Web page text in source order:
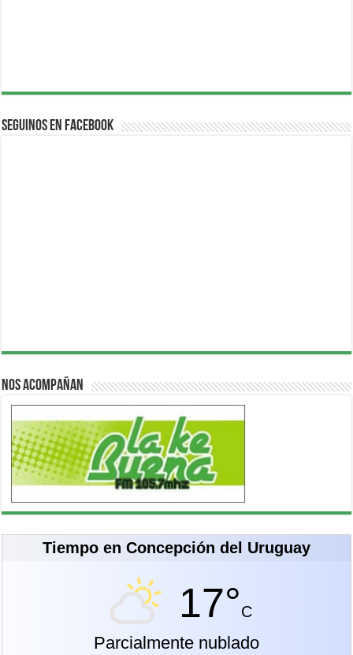
Seguinos en Facebook
Nos acompañan
Tiempo en Concepción del Uruguay
17°C
Parcialmente nublado